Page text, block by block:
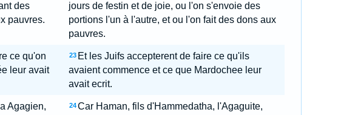
des
pauvres.
jours de festin et de joie, ou l'on s'envoie des
portions l'un à l'autre, et ou l'on fait des dons aux
pauvres.
ce qu'on
leur avait
23 Et les Juifs accepterent de faire ce qu'ils
avaient commence et ce que Mardochee leur
avait ecrit.
Agagien,
24 Car Haman, fils d'Hammedatha, l'Agaguite,